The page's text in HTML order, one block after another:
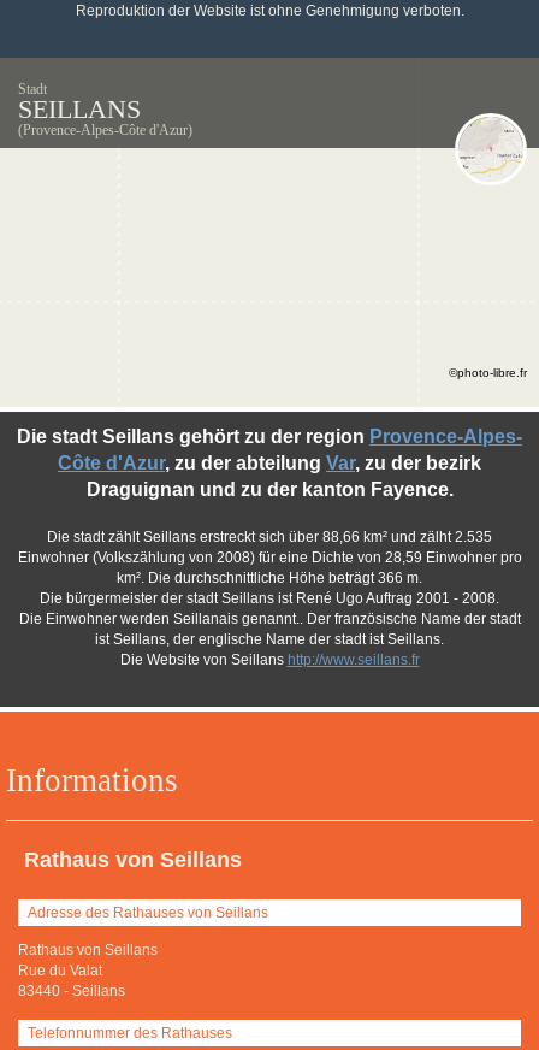
Reproduktion der Website ist ohne Genehmigung verboten.
Stadt
SEILLANS
(Provence-Alpes-Côte d'Azur)
Informations
Rathaus von Seillans
Adresse des Rathauses von Seillans
Rathaus von Seillans
Rue du Valat
83440 - Seillans
Telefonnummer des Rathauses
Die stadt Seillans gehört zu der region Provence-Alpes-
Côte d'Azur, zu der abteilung Var, zu der bezirk
Draguignan und zu der kanton Fayence.
Die stadt zählt Seillans erstreckt sich über 88,66 km² und zälht 2.535
Einwohner (Volkszählung von 2008) für eine Dichte von 28,59 Einwohner pro
km². Die durchschnittliche Höhe beträgt 366 m.
Die bürgermeister der stadt Seillans ist René Ugo Auftrag 2001 - 2008.
Die Einwohner werden Seillanais genannt.. Der französische Name der stadt
ist Seillans, der englische Name der stadt ist Seillans.
Die Website von Seillans http://www.seillans.fr
©photo-libre.fr